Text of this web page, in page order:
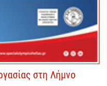
στη Λήμνο